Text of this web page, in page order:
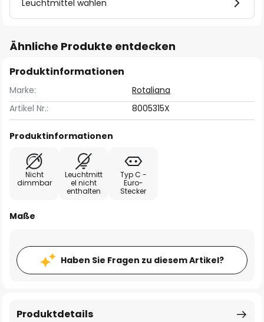
Leuchtmittel wählen
Ähnliche Produkte entdecken
Produktinformationen
Marke:
Rotaliana
Artikel Nr.:
8005315X
Produktinformationen
Nicht
dimmbar
Leuchtmitt
el nicht
enthalten
Typ C -
Euro-
Stecker
Maße
Haben Sie Fragen zu diesem Artikel?
Produktdetails